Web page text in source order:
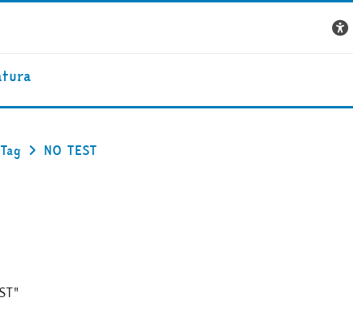
Tag NO TEST